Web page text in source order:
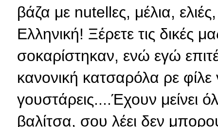
βάζα με nutellες, μέλια,
Ελληνική! Ξέρετε τις δικές
σοκαρίστηκαν, ενώ εγώ
κανονική κατσαρόλα ρε
γουστάρεις....Έχουν μείνει
βαλίτσα, σου λέει δεν